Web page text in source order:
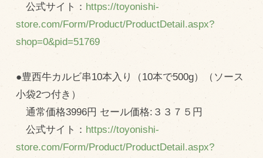
公式サイト： https://toyonishi-
store.com/Form/Product/ProductDetail.aspx?
shop=0&pid=51769
●豊西牛カルビ串10本入り（10本で500g）（ソース
小袋2つ付き）
通常価格3996円 セール価格:３３７５円
公式サイト： https://toyonishi-
store.com/Form/Product/ProductDetail.aspx?